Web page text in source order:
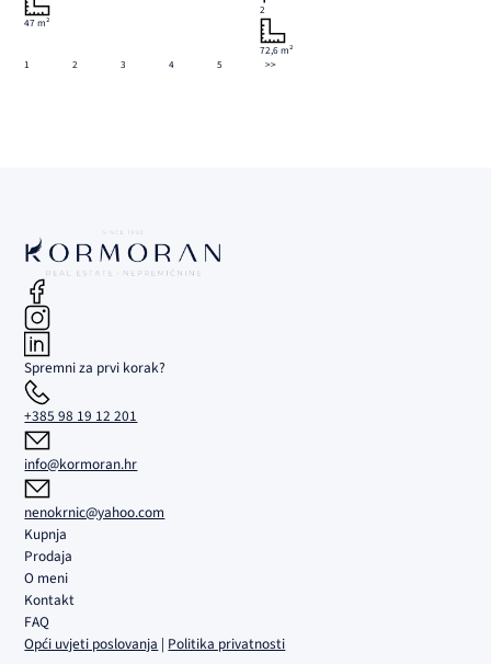
47 m²
2
72,6 m²
1
2 3 4 5 >>
Spremni za prvi korak?
+385 98 19 12 201
info@kormoran.hr
nenokrnic@yahoo.com
Kupnja
Prodaja
O meni
Kontakt
FAQ
Opći uvjeti poslovanja | Politika privatnosti